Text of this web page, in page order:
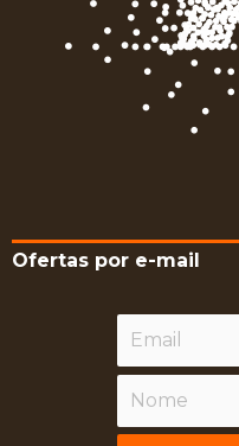
Ofertas por e-mail